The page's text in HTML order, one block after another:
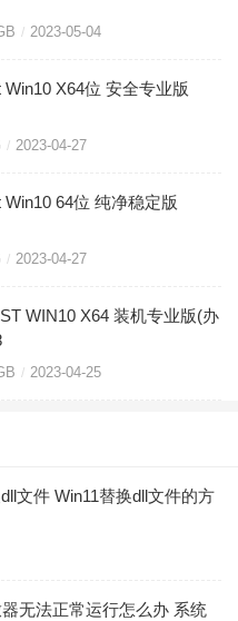
2023-05-04
X64位 安全专业版
2023-04-27
64位 纯净稳定版
2023-04-27
WIN10 X64 装机专业版(办
2023-04-25
文件 Win11替换dll文件的方
法正常运行怎么办 系统